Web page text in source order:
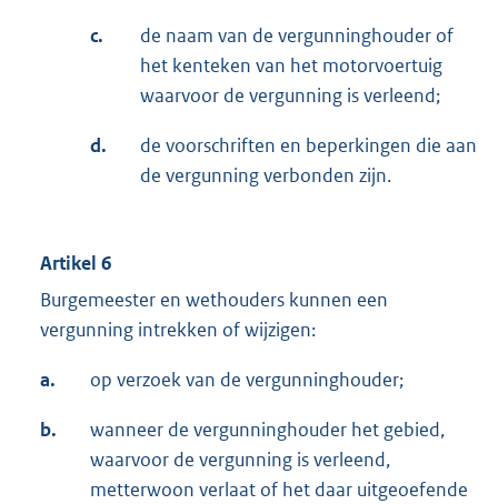
c.
de naam van de vergunninghouder of
het kenteken van het motorvoertuig
waarvoor de vergunning is verleend;
d.
de voorschriften en beperkingen die aan
de vergunning verbonden zijn.
Artikel 6
Burgemeester en wethouders kunnen een
vergunning intrekken of wijzigen:
a. op verzoek van de vergunninghouder;
b.
wanneer de vergunninghouder het gebied,
waarvoor de vergunning is verleend,
metterwoon verlaat of het daar uitgeoefende